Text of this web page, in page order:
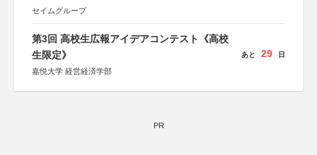
セイムグループ
第3回 高校生広報アイデアコンテスト《高校
生限定》
嘉悦大学 経営経済学部
あと 29 日
PR